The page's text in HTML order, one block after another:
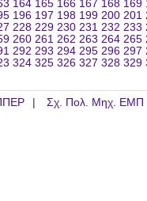
164 165 166 167 168 169
196 197 198 199 200 201
228 229 230 231 232 233
260 261 262 263 264 265
292 293 294 295 296 297
324 325 326 327 328 329
Σχ. Πολ. Μηχ. ΕΜΠ